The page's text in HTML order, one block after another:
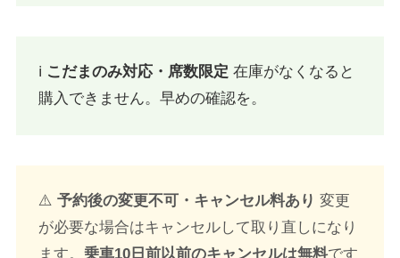
ℹ️ こだまのみ対応・席数限定 在庫がなくなると
購入できません。早めの確認を。
⚠️予約後の変更不可・キャンセル料あり 変更
が必要な場合はキャンセルして取り直しになり
ます。乗車10日前以前のキャンセルは無料です